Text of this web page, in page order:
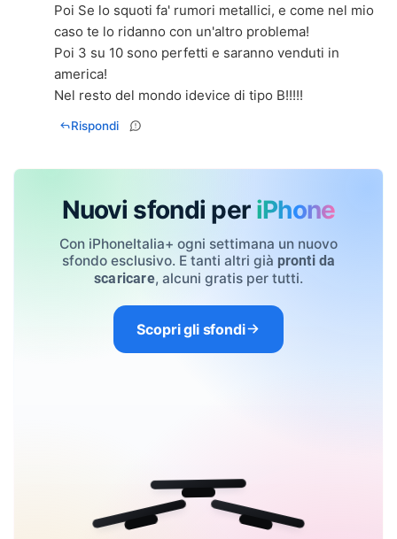
Poi Se lo squoti fa' rumori metallici, e come nel mio
caso te lo ridanno con un'altro problema!
Poi 3 su 10 sono perfetti e saranno venduti in
america!
Nel resto del mondo idevice di tipo B!!!!!
Rispondi
Nuovi sfondi per iPhone
Con iPhoneItalia+ ogni settimana un nuovo
sfondo esclusivo. E tanti altri già pronti da
scaricare, alcuni gratis per tutti.
Scopri gli sfondi